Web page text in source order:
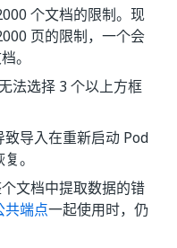
个文档的限制。现
页的限制，一个会
。
法选择 3 个以上方框
导入在重新启动 Pod
。
文档中提取数据的错
共端点一起使用时，仍